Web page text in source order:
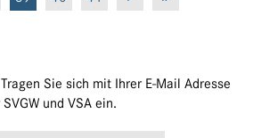
Sie sich mit Ihrer E-Mail Adresse
und VSA ein.